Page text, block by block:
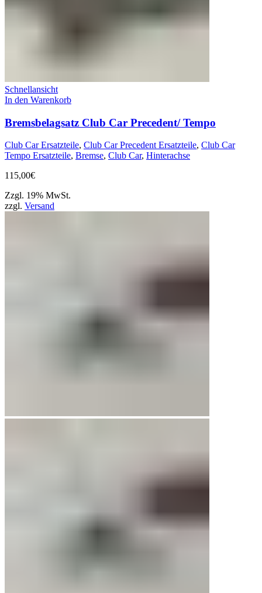
Schnellansicht
In den Warenkorb
Bremsbelagsatz Club Car Precedent/ Tempo
Club Car Ersatzteile, Club Car Precedent Ersatzteile, Club Car
Tempo Ersatzteile, Bremse, Club Car, Hinterachse
115,00€
Zzgl. 19% MwSt.
zzgl. Versand